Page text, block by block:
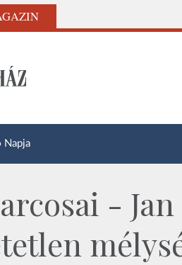
Napja
-